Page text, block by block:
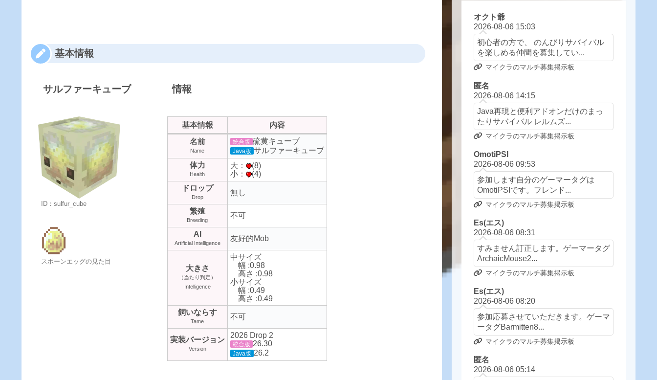
基本情報
サルファーキューブ
ID：sulfur_cube
スポーンエッグの見た目
情報
基本情報
内容
名前
Name
統合版 硫黄キューブ
Java版 サルファーキューブ
体力
Health
大：
(8)
小：
(4)
ドロップ
Drop
無し
繁殖
Breeding
不可
AI
Artificial Intelligence
友好的Mob
大きさ
（当たり判定）
Intelligence
中サイズ
幅 :0.98
高さ :0.98
小サイズ
幅 :0.49
高さ :0.49
飼いならす
Tame
不可
実装バージョン
Version
2026 Drop 2
統合版 26.30
Java版 26.2
オクト爺
2026-08-06 15:03
初心者の方で、 のんびりサバイバル
を楽しめる仲間を募集してい...
マイクラのマルチ募集掲示板
匿名
2026-08-06 14:15
Java再現と便利アドオンだけのまっ
たりサバイバル レルムズ...
マイクラのマルチ募集掲示板
OmotiPSI
2026-08-06 09:53
参加します自分のゲーマータグは
OmotiPSIです。フレンド...
マイクラのマルチ募集掲示板
Es(エス)
2026-08-06 08:31
すみません訂正します。ゲーマータグ
ArchaicMouse2...
マイクラのマルチ募集掲示板
Es(エス)
2026-08-06 08:20
参加応募させていただきます。ゲーマ
ータグBarmitten8...
マイクラのマルチ募集掲示板
匿名
2026-08-06 05:14